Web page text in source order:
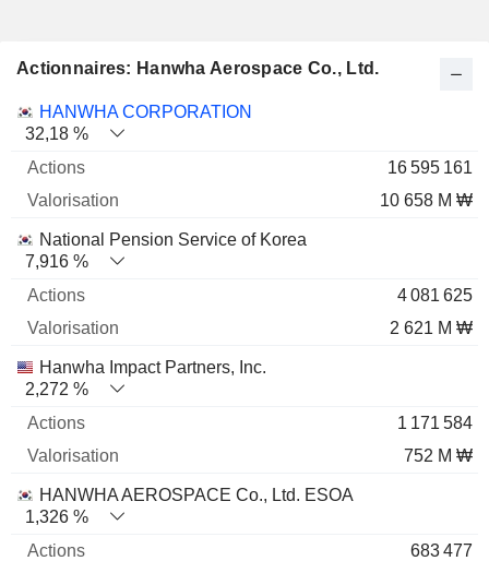
Actionnaires: Hanwha Aerospace Co., Ltd.
Nom Actions % Valorisation
HANWHA CORPORATION
32,18 %
16 595 161
10 658 M ₩
National Pension Service of Korea
7,916 %
4 081 625
2 621 M ₩
Hanwha Impact Partners, Inc.
2,272 %
1 171 584
752 M ₩
HANWHA AEROSPACE Co., Ltd. ESOA
1,326 %
683 477